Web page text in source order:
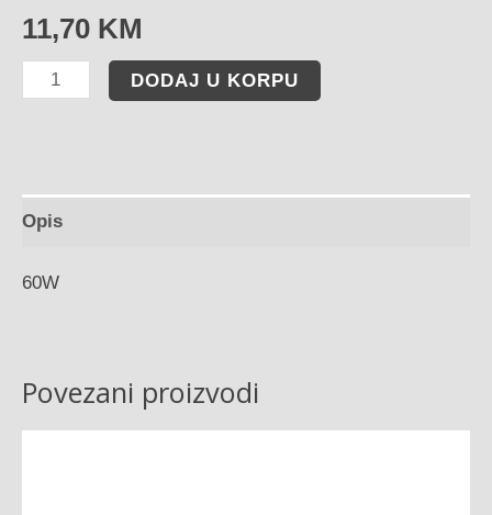
11,70 KM
DODAJ U KORPU
Opis
60W
Povezani proizvodi